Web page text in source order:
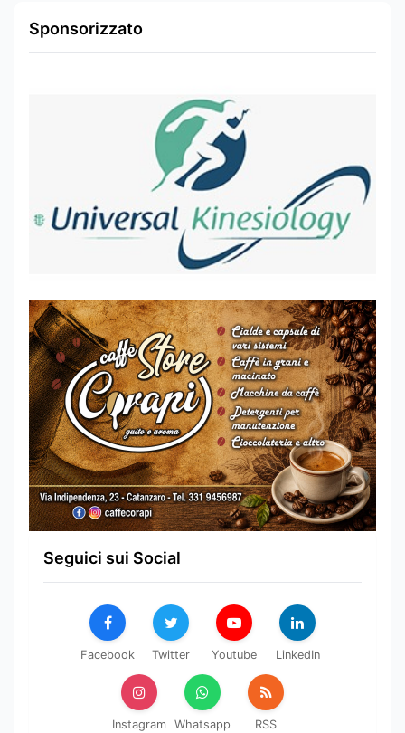
Sponsorizzato
Seguici sui Social
Facebook Twitter Youtube LinkedIn
Instagram Whatsapp RSS